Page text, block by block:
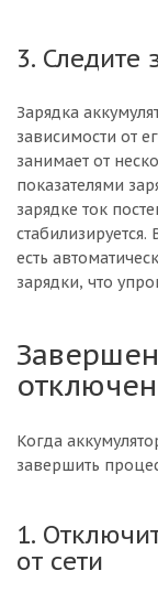
3. Следите
Зарядка
зависимости от
занимает от
показателями
зарядке ток
есть
зарядки, что
Когда
завершить
1.
от сети